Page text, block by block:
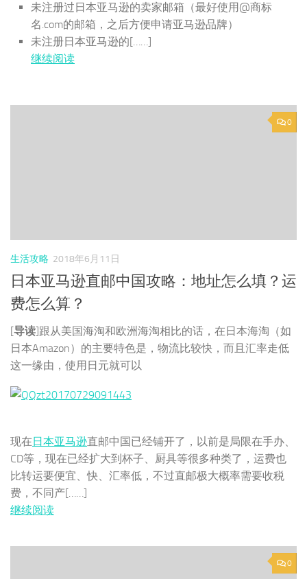
未注册过日本亚马逊的卖家邮箱（最好使用@商标
名.com的邮箱，之后方便申请亚马逊品牌）
未注册日本亚马逊的[……]
继续阅读
0
生活攻略 2018年6月11日
日本亚马逊直邮中国攻略：地址怎么填？运
费怎么算？
[导读]跟从美国海淘和欧洲海淘相比的话，在日本海淘（如
日本Amazon）的主要特色是，物流比较快，而且汇率走低
这一缘由，使用日元就可以
现在 日本亚马逊直邮中国已经铺开了，以前是局限在手办、
CD等，现在已经扩大到杯子、厨具等很多种类了，运费也
比转运要便宜、快、汇率低，不过直邮极大概率需要收税
费，不同产[……]
继续阅读
0